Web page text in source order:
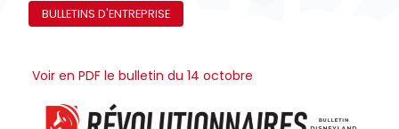
BULLETINS D'ENTREPRISE
Voir en PDF le bulletin du 14 octobre